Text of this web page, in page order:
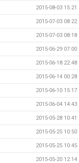
2015-08-03 15:21
2015-07-03 08:22
2015-07-03 08:18
2015-06-29 07:00
2015-06-18 22:48
2015-06-14 00:28
2015-06-10 15:17
2015-06-04 14:43
2015-05-28 10:41
2015-05-25 10:50
2015-05-25 10:45
2015-05-20 12:14